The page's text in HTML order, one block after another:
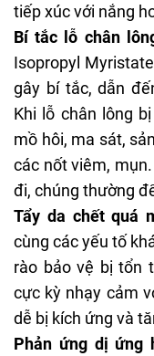
tiếp xúc với nắng
Bí tắc lỗ chân
Isopropyl
gây bí tắc, dẫn
Khi lỗ chân lông
mồ hôi, ma sát,
các nốt viêm,
đi, chúng thường
Tẩy da chết quá
cùng các yếu tố
rào bảo vệ bị tổn
cực kỳ nhạy cảm
dễ bị kích ứng và
Phản ứng dị ứng